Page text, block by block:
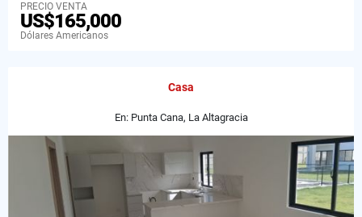
PRECIO VENTA
US$165,000
Dólares Americanos
Casa
En: Punta Cana, La Altagracia